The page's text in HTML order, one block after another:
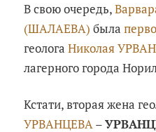
В свою очередь,
(ШАЛАЕВА) была
геологаНиколая
лагерного города
Кстати, вторая жена
УРВАНЦЕВА–